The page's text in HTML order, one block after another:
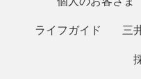
ライフガイド
三